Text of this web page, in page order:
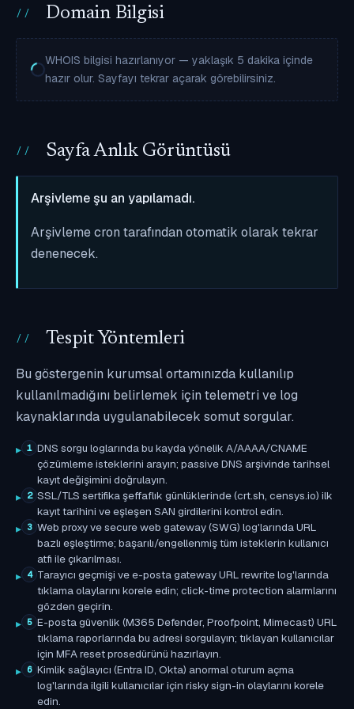
Domain Bilgisi
WHOIS bilgisi hazırlanıyor — yaklaşık 5 dakika içinde
hazır olur. Sayfayı tekrar açarak görebilirsiniz.
Sayfa Anlık Görüntüsü
Arşivleme şu an yapılamadı.
Arşivleme cron tarafından otomatik olarak tekrar
denenecek.
Tespit Yöntemleri
Bu göstergenin kurumsal ortamınızda kullanılıp
kullanılmadığını belirlemek için telemetri ve log
kaynaklarında uygulanabilecek somut sorgular.
1 DNS sorgu loglarında bu kayda yönelik A/AAAA/CNAME
çözümleme isteklerini arayın; passive DNS arşivinde tarihsel
kayıt değişimini doğrulayın.
2 SSL/TLS sertifika şeffaflık günlüklerinde (crt.sh, censys.io) ilk
kayıt tarihini ve eşleşen SAN girdilerini kontrol edin.
3 Web proxy ve secure web gateway (SWG) log'larında URL
bazlı eşleştirme; başarılı/engellenmiş tüm isteklerin kullanıcı
atfı ile çıkarılması.
4 Tarayıcı geçmişi ve e-posta gateway URL rewrite log'larında
tıklama olaylarını korele edin; click-time protection alarmlarını
gözden geçirin.
5 E-posta güvenlik (M365 Defender, Proofpoint, Mimecast) URL
tıklama raporlarında bu adresi sorgulayın; tıklayan kullanıcılar
için MFA reset prosedürünü hazırlayın.
6 Kimlik sağlayıcı (Entra ID, Okta) anormal oturum açma
log'larında ilgili kullanıcılar için risky sign-in olaylarını korele
edin.